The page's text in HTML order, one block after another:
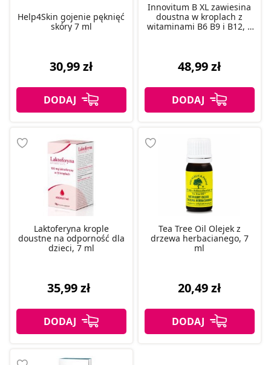
Help4Skin gojenie pęknięć
skóry 7 ml
30,99 zł
Innovitum B XL zawiesina
doustna w kroplach z
witaminami B6 B9 i B12, 7
48,99 zł
Laktoferyna krople
doustne na odporność dla
dzieci, 7 ml
35,99 zł
Tea Tree Oil Olejek z
drzewa herbacianego, 7
ml
20,49 zł